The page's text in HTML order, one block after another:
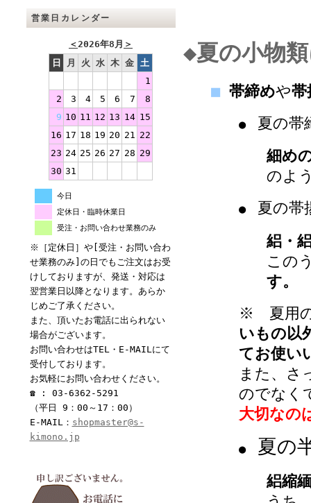
営業日カレンダー
＜2026年8月 ＞
日
月 火 水 木 金 土
1
2
3 4 5 6 7
8
9 10 11 12 13 14 15
16 17 18 19 20 21 22
23 24 25 26 27 28 29
30 31
今日
定休日・臨時休業日
受注・お問い合わせ業務のみ
※［定休日］や[受注・お問い合わ
せ業務のみ]の日でもご注文はお受
けしておりますが、発送・対応は
翌営業日以降となります。あらか
じめご了承ください。
また、頂いたお電話に出られない
場合がございます。
お問い合わせはTEL・E-MAILにて
受付しております。
お気軽にお問い合わせください。
☎ : 03-6362-5291
（平日 9：00～17：00）
E-MAIL： shopmaster@s-
kimono.jp
◆夏の小物
■ 帯締めや帯
● 夏の帯
細め
のよ
● 夏の帯
絽・
この
す。
※ 夏用の
いもの以
てお使い
また、さ
のでなく
大切なの
● 夏の
絽縮